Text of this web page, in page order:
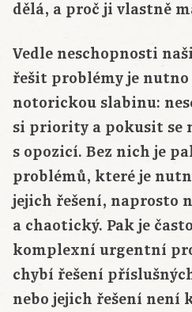
dělá, a proč ji vlastně
Vedle neschopnosti
řešit problémy je
notorickou slabinu:
si priority a pokusit se
s opozicí. Bez nich je
problémů, které je
jejich řešení, naprosto
a chaotický. Pak je
komplexní urgentní
chybí řešení
nebo jejich řešení